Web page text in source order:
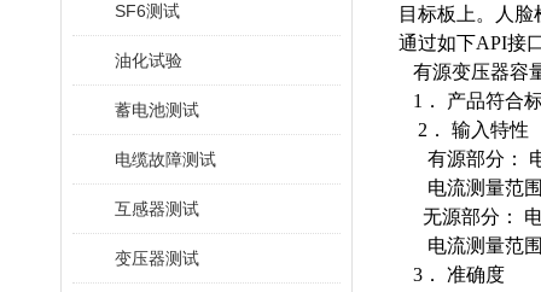
SF6测试
油化试验
蓄电池测试
电缆故障测试
互感器测试
变压器测试
目标板上。人
通过如下API接
有源变压器容
1． 产品符合
2． 输入特性
有源部分：
电流测量范围
无源部分：
电流测量范围
3． 准确度